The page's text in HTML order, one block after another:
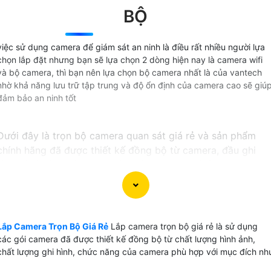
BỘ
sử dụng camera để giám sát an ninh là điều rất nhiều người lựa
lắp đặt nhưng bạn sẽ lựa chọn 2 dòng hiện nay là camera wifi
bộ camera, thì bạn nên lựa chọn bộ camera nhất là của vantech
khả năng lưu trữ tập trung và độ ổn định của camera cao sẽ
bảo an ninh tốt
đây là trọn bộ camera quan sát giá rẻ và sản phẩm
hãng đã được thiết kế đồng bộ từ camera, đầu ghi
Lắp camera quan sát trọn bộ có rất nhiều lựa chọn và
thuộc vào mục đích sử dụng cho văn phòng, hay lắp
Camera Trọn Bộ Giá Rẻ Lắp camera trọn bộ giá rẻ là sử dụng
gói camera đã được thiết kế đồng bộ từ chất lượng hình ảnh,
lượng ghi hình, chức năng của camera phù hợp với mục đích